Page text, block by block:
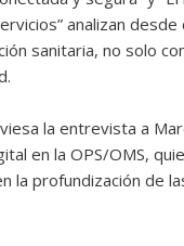
analizan
sanitaria, no solo
la entrevista a
en la OPS/OMS,
la profundización de